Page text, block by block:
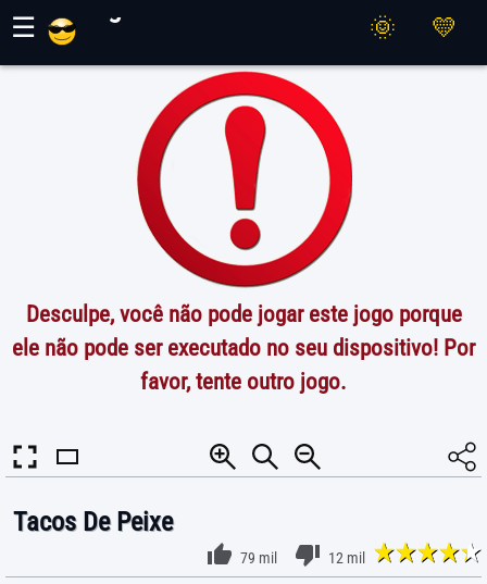
☰
Desculpe, você não pode jogar este jogo porque
ele não pode ser executado no seu dispositivo! Por
favor, tente outro jogo.
Tacos De Peixe
79 mil 12 mil